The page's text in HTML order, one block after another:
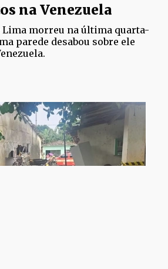
na Venezuela
Lima morreu na última quarta-
parede desabou sobre ele